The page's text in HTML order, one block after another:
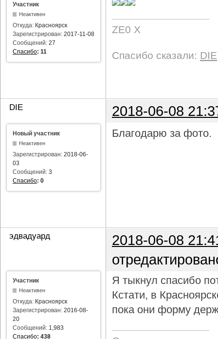
Участник
Неактивен
Откуда: Красноярск
Зарегистрирован: 2017-11-08
Сообщений: 27
Спасибо: 11
ZE0 X
Спасибо сказали: DIE
DIE 2018-06-08
Новый участник
Неактивен
Зарегистрирован: 2018-06-
03
Сообщений: 3
Спасибо: 0
Благодарю за фото.
эдвадуард
2018-06-08
Участник
Неактивен
Откуда: Красноярск
Зарегистрирован: 2016-08-
20
Сообщений: 1,983
Спасибо: 438
Я тыкнул спасибо
Кстати, в
пока они форму